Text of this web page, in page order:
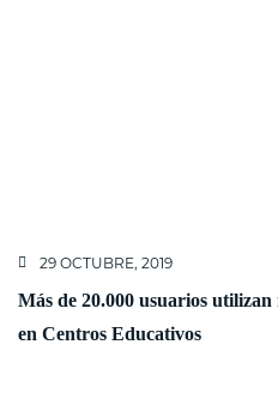
29 OCTUBRE, 2019
Más de 20.000 usuarios
en Centros Educativos